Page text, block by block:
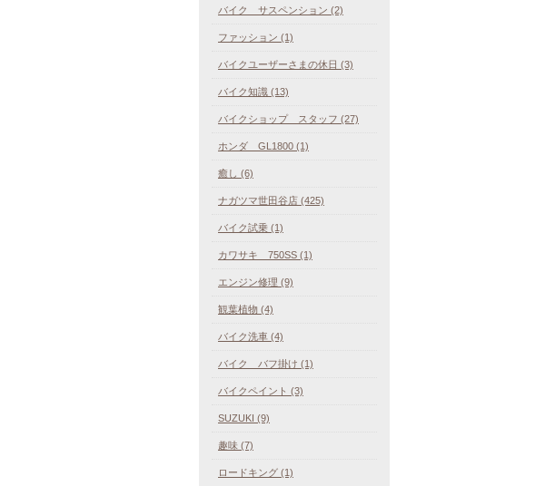
バイク サスペンション (2)
ファッション (1)
バイクユーザーさまの休日 (3)
バイク知識 (13)
バイクショップ スタッフ (27)
ホンダ GL1800 (1)
癒し (6)
ナガツマ世田谷店 (425)
バイク試乗 (1)
カワサキ 750SS (1)
エンジン修理 (9)
観葉植物 (4)
バイク洗車 (4)
バイク バフ掛け (1)
バイクペイント (3)
SUZUKI (9)
趣味 (7)
ロードキング (1)